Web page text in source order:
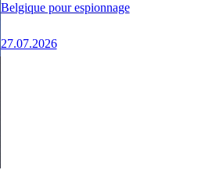
Belgique pour espionnage
27.07.2026